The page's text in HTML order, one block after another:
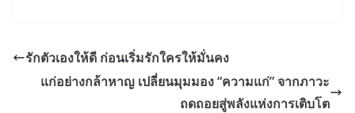
รักตัวเองให้ดี ก่อนเริ่มรักใครให้มั่นคง
แก่อย่างกล้าหาญ เปลี่ยนมุมมอง “ความแก่” จากภาวะ
ถดถอยสู่พลังแห่งการเติบโต